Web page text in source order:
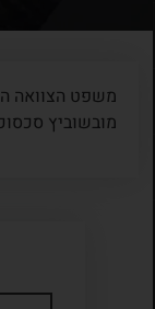
משפט הצוואה
מובשוביץ